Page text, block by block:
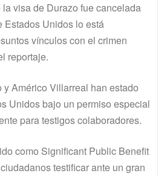
visa de Durazo fue cancelada
Estados Unidos lo está
vínculos con el crimen
reportaje.
Américo Villarreal han estado
Unidos bajo un permiso especial
para testigos colaboradores.
como Significant Public Benefit
testificar ante un gran